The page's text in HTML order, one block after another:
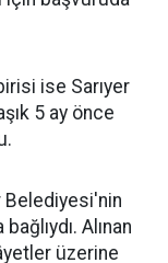
ise Sarıyer
5 ay önce
Belediyesi'nin
Alınan
üzerine